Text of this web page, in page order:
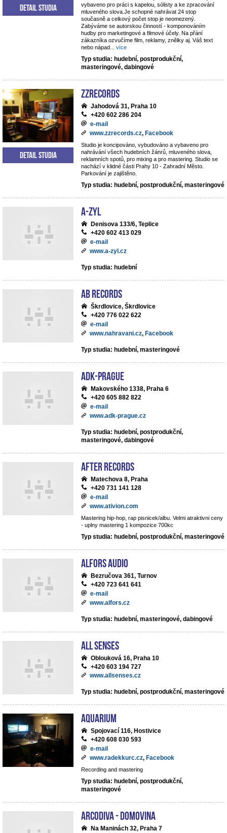
vybaveno pro práci s kapelou, sólisty a ke zpracování
mluveného slova.Je schopné nahrávat 24 stop
současně a celkový počet stop je neomezený.
Zabýváme se autorskou činností - komponováním
hudby pro marketingové a filmové účely. Na přání
zákazníka ozvučíme film, reklamy, znělky aj. Váš text
nebo nápad
více
Typ studia: hudební, postprodukční,
masteringové, dabingové
Detail studia
ZZrecords
Jahodová 31, Praha 10
+420 602 286 204
e-mail
www.zzrecords.cz, Facebook
Studio je koncipováno, vybudováno a vybaveno pro
nahrávání všech hudebních žánrů, mluveného slova,
reklamních spotů, pro mixing a pro mastering. Studio se
nachází v klidné části Prahy 10 - Zahradní Město.
Parkování je zajištěno.
Typ studia: hudební, postprodukční, masteringové
Detail studia
A-ZYL
Denisova 133/6, Teplice
+420 602 413 029
e-mail
www.a-zyl.cz
Typ studia: hudební
AB records
Škrdlovice, Škrdlovice
+420 776 022 622
e-mail
www.nahravani.cz, Facebook
Typ studia: hudební, masteringové
ADK-Prague
Makovského 1338, Praha 6
+420 605 882 822
e-mail
www.adk-prague.cz
Typ studia: hudební, postprodukční,
masteringové, dabingové
After records
Matechova 8, Praha
+420 731 141 128
e-mail
www.ativion.com
Mastering hip-hop, rap pisnicek/albu. Velmi atraktivni ceny
- uplny mastering 1 kompozice 700kc
Typ studia: hudební, postprodukční, masteringové
ALFORS audio
Bezručova 361, Turnov
+420 723 641 641
e-mail
www.alfors.cz
Typ studia: hudební, masteringové, dabingové
All Senses
Oblouková 16, Praha 10
+420 603 194 727
www.allsenses.cz
Typ studia: hudební, postprodukční, masteringové
Aquarium
Spojovací 116, Hostivice
+420 608 030 593
e-mail
www.radekkurc.cz, Facebook
Recording and mastering
Typ studia: hudební, postprodukční,
masteringové
ArcoDiva - Domovina
Na Maninách 32, Praha 7